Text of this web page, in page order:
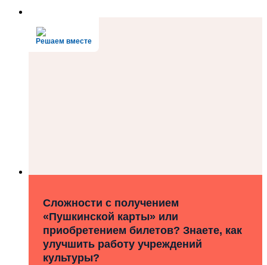
Решаем вместе
Сложности с получением
«Пушкинской карты» или
приобретением билетов? Знаете, как
улучшить работу учреждений
культуры?